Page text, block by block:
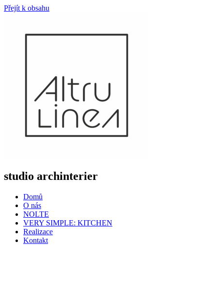
Přejít k obsahu
studio archinterier
Domů
O nás
NOLTE
VERY SIMPLE: KITCHEN
Realizace
Kontakt